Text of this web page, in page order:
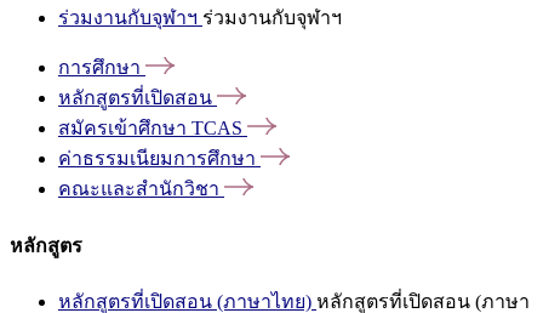
ร่วมงานกับจุฬาฯ ร่วมงานกับจุฬาฯ
การศึกษา
หลักสูตรที่เปิดสอน
สมัครเข้าศึกษา TCAS
ค่าธรรมเนียมการศึกษา
คณะและสำนักวิชา
หลักสูตร
หลักสูตรที่เปิดสอน (ภาษาไทย) หลักสูตรที่เปิดสอน (ภาษา